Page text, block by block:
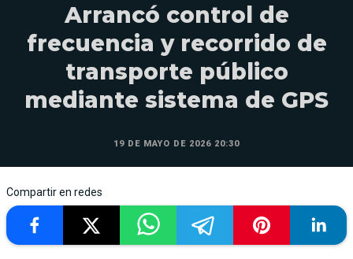
Arrancó control de
frecuencia y recorrido de
transporte público
mediante sistema de GPS
19 DE MAYO DE 2026 20:30
Compartir en redes